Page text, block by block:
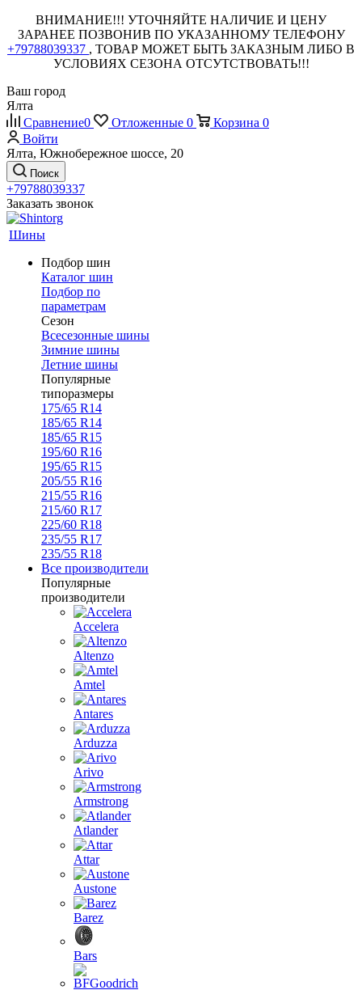
ВНИМАНИЕ!!! УТОЧНЯЙТЕ НАЛИЧИЕ И ЦЕНУ
ЗАРАНЕЕ ПОЗВОНИВ ПО УКАЗАННОМУ ТЕЛЕФОНУ
+79788039337 , ТОВАР МОЖЕТ БЫТЬ ЗАКАЗНЫМ ЛИБО В
УСЛОВИЯХ СЕЗОНА ОТСУТСТВОВАТЬ!!!
Ваш город
Ялта
Сравнение0 Отложенные 0 Корзина 0
Войти
Ялта, Южнобережное шоссе, 20
Поиск
+79788039337
Заказать звонок
Шины
Подбор шин
Каталог шин
Подбор по
параметрам
Сезон
Всесезонные шины
Зимние шины
Летние шины
Популярные
типоразмеры
175/65 R14
185/65 R14
185/65 R15
195/60 R16
195/65 R15
205/55 R16
215/55 R16
215/60 R17
225/60 R18
235/55 R17
235/55 R18
Все производители
Популярные
производители
Accelera
Altenzo
Amtel
Antares
Arduzza
Arivo
Armstrong
Atlander
Attar
Austone
Barez
Bars